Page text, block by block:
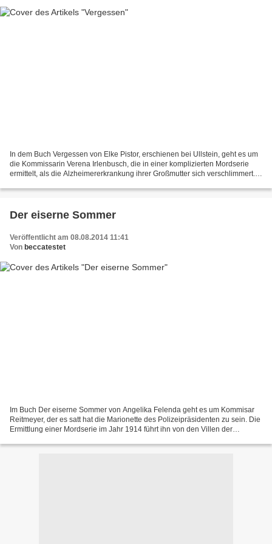
In dem Buch Vergessen von Elke Pistor, erschienen bei Ullstein, geht es um
die Kommissarin Verena Irlenbusch, die in einer komplizierten Mordserie
ermittelt, als die Alzheimererkrankung ihrer Großmutter sich verschlimmert.
Der eiserne Sommer
Veröffentlicht am 08.08.2014 11:41
Von beccatestet
Im Buch Der eiserne Sommer von Angelika Felenda geht es um Kommisar
Reitmeyer, der es satt hat die Marionette des Polizeipräsidenten zu sein. Die
Ermittlung einer Mordserie im Jahr 1914 führt ihn von den Villen der